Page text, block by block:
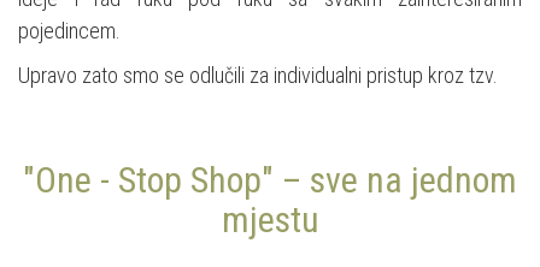
pojedincem.
Upravo zato smo se odlučili za individualni pristup kroz tzv.
"One - Stop Shop" – sve na jednom
mjestu